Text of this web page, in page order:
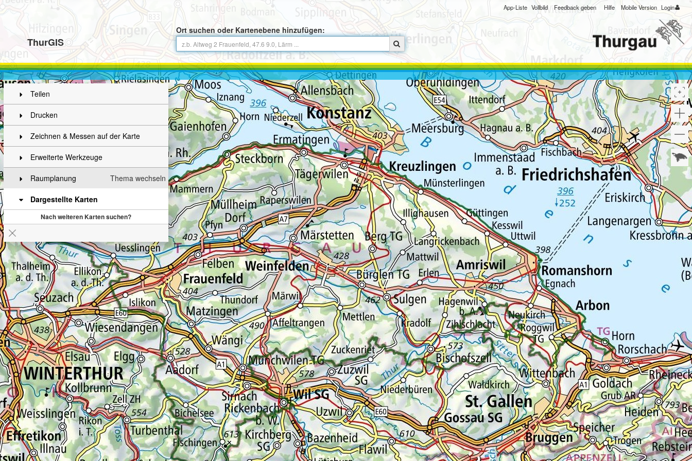
ThurGIS
Ort suchen oder Kartenebene hinzufügen:
App-Liste Vollbild Feedback geben Hilfe Mobile Version Login
Teilen
Drucken
Zeichnen & Messen auf der Karte
Erweiterte Werkzeuge
Thema wechseln
Raumplanung
Dargestellte Karten
Nach weiteren Karten suchen?